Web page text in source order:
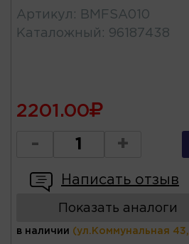
Артикул :
BMFSA010
Каталожный : 96187438
2201.00
- +
Написать отзыв
Показать аналоги
в наличии (ул.Коммунальная 43,